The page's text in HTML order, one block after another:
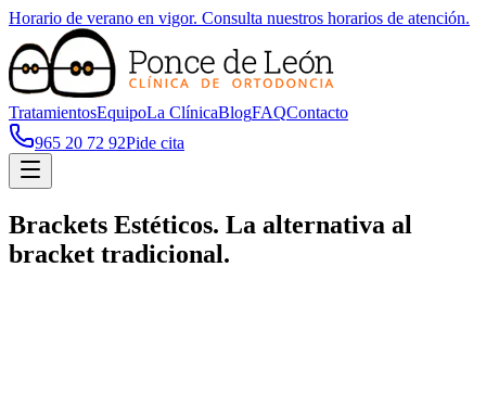
Horario de verano en vigor. Consulta nuestros horarios de atención.
TratamientosEquipoLa ClínicaBlogFAQContacto
965 20 72 92Pide cita
Brackets Estéticos. La alternativa al
bracket tradicional.